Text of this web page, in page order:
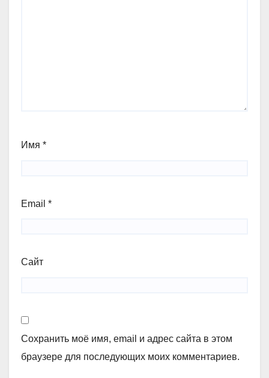
Имя *
Email *
Сайт
Сохранить моё имя, email и адрес сайта в этом
браузере для последующих моих комментариев.